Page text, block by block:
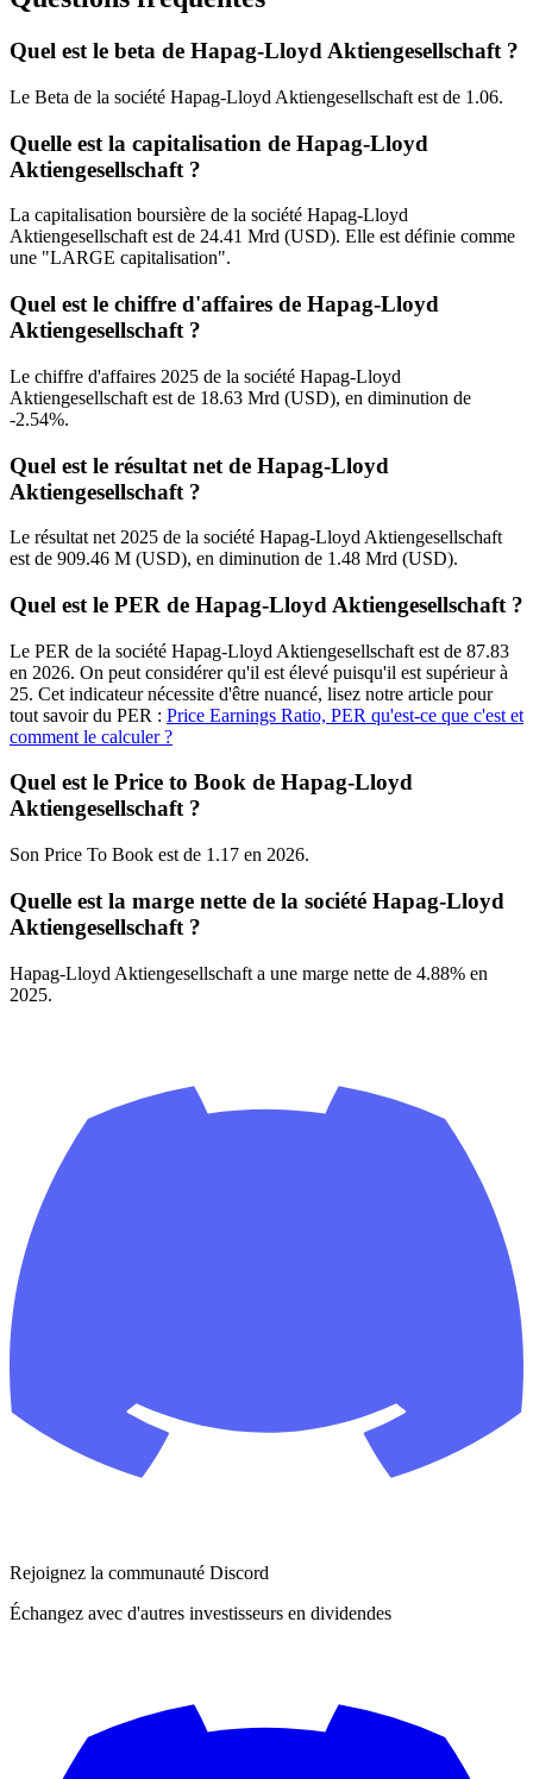
Quel est le beta de Hapag-Lloyd Aktiengesellschaft ?
Le Beta de la société Hapag-Lloyd Aktiengesellschaft est de 1.06.
Quelle est la capitalisation de Hapag-Lloyd
Aktiengesellschaft ?
La capitalisation boursière de la société Hapag-Lloyd
Aktiengesellschaft est de 24.41 Mrd (USD). Elle est définie comme
une "LARGE capitalisation".
Quel est le chiffre d'affaires de Hapag-Lloyd
Aktiengesellschaft ?
Le chiffre d'affaires 2025 de la société Hapag-Lloyd
Aktiengesellschaft est de 18.63 Mrd (USD), en diminution de
-2.54%.
Quel est le résultat net de Hapag-Lloyd
Aktiengesellschaft ?
Le résultat net 2025 de la société Hapag-Lloyd Aktiengesellschaft
est de 909.46 M (USD), en diminution de 1.48 Mrd (USD).
Quel est le PER de Hapag-Lloyd Aktiengesellschaft ?
Le PER de la société Hapag-Lloyd Aktiengesellschaft est de 87.83
en 2026. On peut considérer qu'il est élevé puisqu'il est supérieur à
25. Cet indicateur nécessite d'être nuancé, lisez notre article pour
tout savoir du PER : Price Earnings Ratio, PER qu'est-ce que c'est et
comment le calculer ?
Quel est le Price to Book de Hapag-Lloyd
Aktiengesellschaft ?
Son Price To Book est de 1.17 en 2026.
Quelle est la marge nette de la société Hapag-Lloyd
Aktiengesellschaft ?
Hapag-Lloyd Aktiengesellschaft a une marge nette de 4.88% en
2025.
Rejoignez la communauté Discord
Échangez avec d'autres investisseurs en dividendes